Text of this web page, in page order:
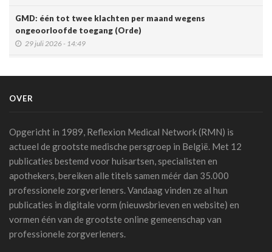
GMD: één tot twee klachten per maand wegens
ongeoorloofde toegang (Orde)
29 juli 2026 - 14:49
chatbot voor zijn of haar geestelijke gezondheid
14 juli 2026 - 17:29
Alzheimer: een score voorspelt dementie tien jaar vóór het
optreden van symptomen
14 juli 2026 - 11:14
AI en klinische proeven: een pleidooi voor meer
14 juli 2026 - 11:06
OVER
Opgericht in 1989, Reflexion Medical Network (RMN) is
actueel de grootste medische persgroep in België. Met 12
publicaties bestemd voor huisartsen, specialisten en
apothekers, bereiken alle titels samen méér dan 35.000
professionele zorgverleners. Vandaag vinden ze al hun
publicaties in digitale vorm (nieuwsbrieven en website) en
vormen één van de grootste online gemeenschap van
professionele zorgverleners.